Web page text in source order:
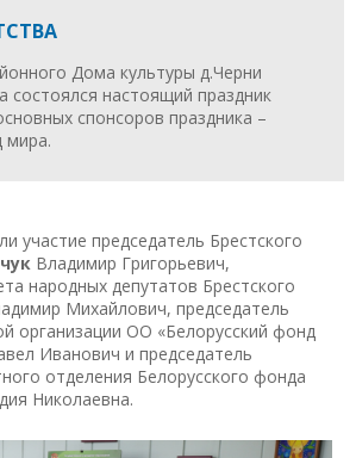
Дома культуры д.Черни
состоялся настоящий праздник
спонсоров праздника –
мира.
участие председатель Брестского
Владимир Григорьевич,
народных депутатов Брестского
Михайлович, председатель
организации ОО «Белорусский фонд
Иванович и председатель
отделения Белорусского фонда
Николаевна.